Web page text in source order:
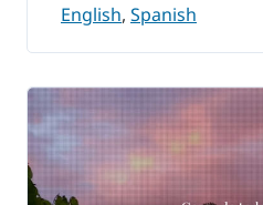
English, Spanish